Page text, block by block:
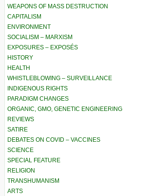
WEAPONS OF MASS DESTRUCTION
CAPITALISM
ENVIRONMENT
SOCIALISM – MARXISM
EXPOSURES – EXPOSÉS
HISTORY
HEALTH
WHISTLEBLOWING – SURVEILLANCE
INDIGENOUS RIGHTS
PARADIGM CHANGES
ORGANIC, GMO, GENETIC ENGINEERING
REVIEWS
SATIRE
DEBATES ON COVID – VACCINES
SCIENCE
SPECIAL FEATURE
RELIGION
TRANSHUMANISM
ARTS